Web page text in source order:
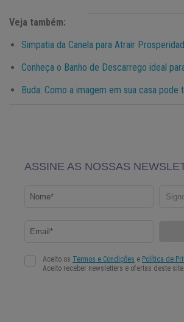
Veja também:
Simpatia da Canela para Atrair
Conheça o Banho de Descarrego ideal
Buda: Como a imagem em sua casa